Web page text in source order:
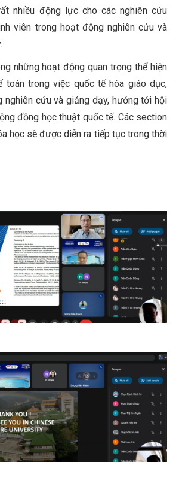
nhiều động lực cho các nghiên cứu
viên trong hoạt động nghiên cứu và
những hoạt động quan trọng thể hiện
toán trong việc quốc tế hóa giáo dục,
nghiên cứu và giảng dạy, hướng tới hội
đồng học thuật quốc tế. Các section
học sẽ được diễn ra tiếp tục trong thời